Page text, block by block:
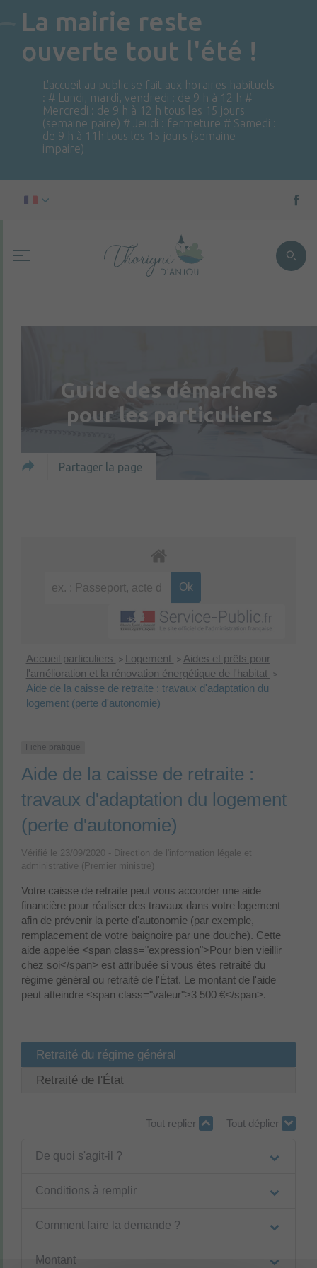
La mairie reste
ouverte tout l'été !
L'accueil au public se fait aux horaires habituels
: # Lundi, mardi, vendredi : de 9 h à 12 h #
Mercredi : de 9 h à 12 h tous les 15 jours
(semaine paire) # Jeudi : fermeture # Samedi :
de 9 h à 11h tous les 15 jours (semaine
impaire)
Guide des démarches
pour les particuliers
Partager la page
Accueil particuliers > Logement > Aides et prêts pour
l'amélioration et la rénovation énergétique de l'habitat >
Aide de la caisse de retraite : travaux d'adaptation du
logement (perte d'autonomie)
Fiche pratique
Aide de la caisse de retraite :
travaux d'adaptation du logement
(perte d'autonomie)
Vérifié le 23/09/2020 - Direction de l'information légale et
administrative (Premier ministre)
Votre caisse de retraite peut vous accorder une aide
financière pour réaliser des travaux dans votre logement
afin de prévenir la perte d'autonomie (par exemple,
remplacement de votre baignoire par une douche). Cette
aide appelée <span class="expression">Pour bien vieillir
chez soi</span> est attribuée si vous êtes retraité du
régime général ou retraité de l'État. Le montant de l'aide
peut atteindre <span class="valeur">3 500 €</span>.
Retraité du régime général
Retraité de l'État
Tout replier Tout déplier
De quoi s'agit-il ?
Conditions à remplir
Comment faire la demande ?
Montant